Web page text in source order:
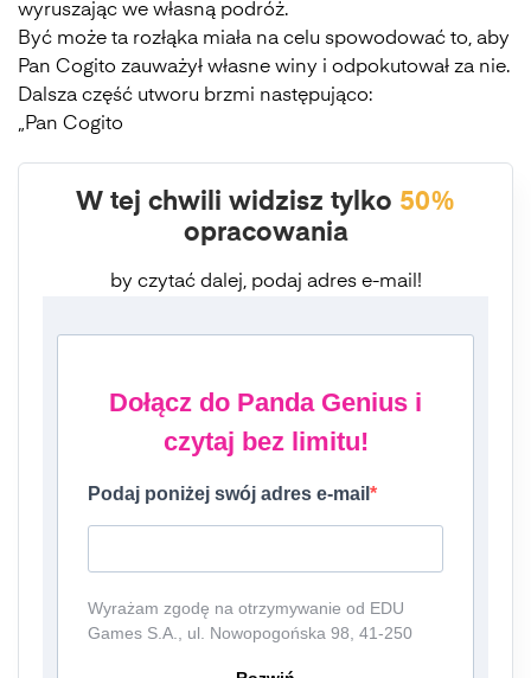
wyruszając we własną podróż.
Być może ta rozłąka miała na celu spowodować to, aby
Pan Cogito zauważył własne winy i odpokutował za nie.
Dalsza część utworu brzmi następująco:
„Pan Co­gi­to
W tej chwili widzisz tylko 50%
opracowania
by czytać dalej, podaj adres e-mail!
Dołącz do Panda Genius i
czytaj bez limitu!
Podaj poniżej swój adres e-mail
Wyrażam zgodę na otrzymywanie od EDU
Games S.A., ul. Nowopogońska 98, 41-250